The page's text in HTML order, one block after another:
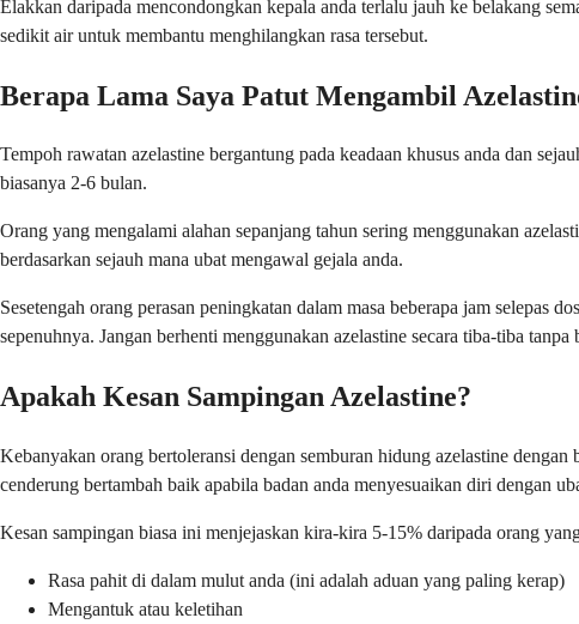
Elakkan daripada mencondongkan kepala anda terlalu jauh ke belakang
sedikit air untuk membantu menghilangkan rasa tersebut.
Berapa Lama Saya Patut Mengambil
Tempoh rawatan azelastine bergantung pada keadaan khusus anda dan
biasanya 2-6 bulan.
Orang yang mengalami alahan sepanjang tahun sering menggunakan
berdasarkan sejauh mana ubat mengawal gejala anda.
Sesetengah orang perasan peningkatan dalam masa beberapa jam selepas
sepenuhnya. Jangan berhenti menggunakan azelastine secara tiba-tiba
Apakah Kesan Sampingan Azelastine?
Kebanyakan orang bertoleransi dengan semburan hidung azelastine
cenderung bertambah baik apabila badan anda menyesuaikan diri dengan
Kesan sampingan biasa ini menjejaskan kira-kira 5-15% daripada orang
Rasa pahit di dalam mulut anda (ini adalah aduan yang paling kerap)
Mengantuk atau keletihan